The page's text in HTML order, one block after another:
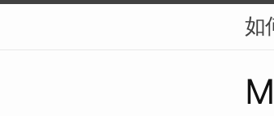
如